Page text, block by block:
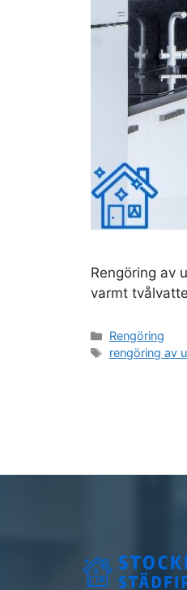
Rengöring av
varmt
Kategorier
Rengöring
Etiketter
rengöring av